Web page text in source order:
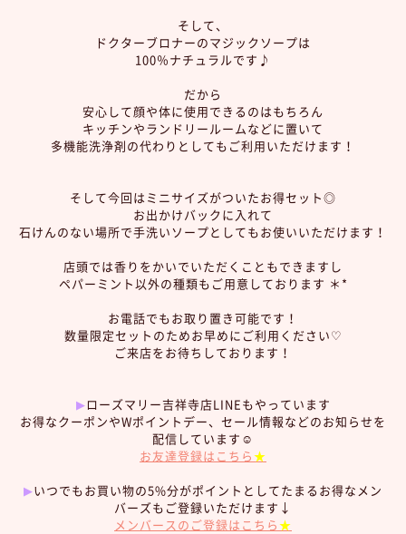
そして、
ドクターブロナーのマジックソープは
100％ナチュラルです♪
だから
安心して顔や体に使用できるのはもちろん
キッチンやランドリールームなどに置いて
多機能洗浄剤の代わりとしてもご利用いただけます！
そして今回はミニサイズがついたお得セット◎
お出かけバックに入れて
石けんのない場所で手洗いソープとしてもお使いいただけます！
店頭では香りをかいでいただくこともできますし
ペパーミント以外の種類もご用意しております ＊*
お電話でもお取り置き可能です！
数量限定セットのためお早めにご利用ください♡
ご来店をお待ちしております！
▶︎ローズマリー吉祥寺店LINEもやっています
お得なクーポンやWポイントデー、セール情報などのお知らせを
配信しています☺︎
お友達登録はこちら★
▶︎いつでもお買い物の5%分がポイントとしてたまるお得なメン
バーズもご登録いただけます↓
メンバースのご登録はこちら★